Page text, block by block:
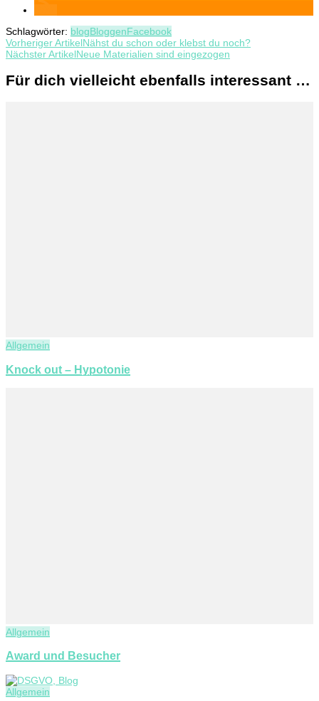
Schlagwörter: blogBloggenFacebook
Beitragsnavigation
Vorheriger ArtikelNähst du schon oder klebst du noch?
Nächster ArtikelNeue Materialien sind eingezogen
Für dich vielleicht ebenfalls interessant …
Allgemein
Knock out – Hypotonie
Allgemein
Award und Besucher
Allgemein